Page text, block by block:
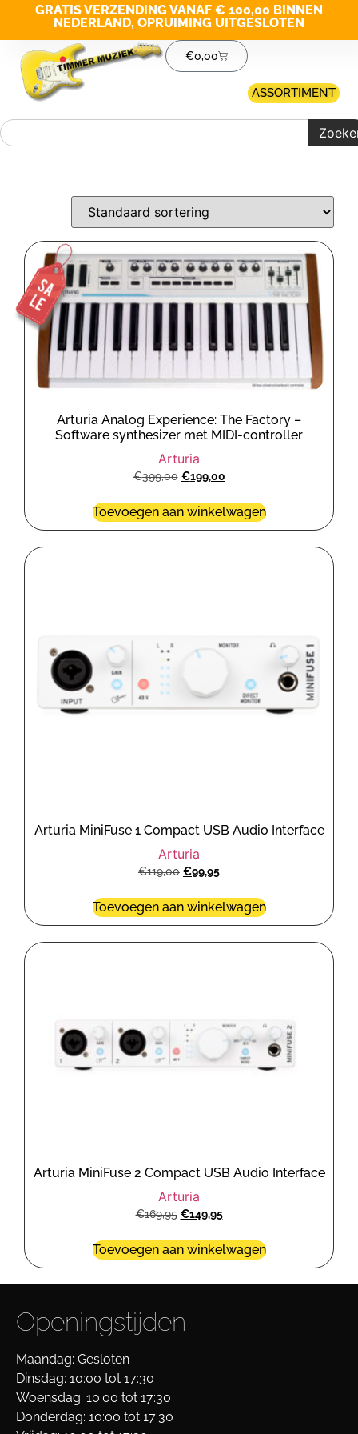
GRATIS VERZENDING VANAF € 100,00 BINNEN
NEDERLAND, OPRUIMING UITGESLOTEN
€0,00
ASSORTIMENT
Arturia Analog Experience: The Factory –
Software synthesizer met MIDI-controller
Arturia
€399,00 €199,00
Toevoegen aan winkelwagen
Arturia MiniFuse 1 Compact USB Audio Interface
Arturia
€119,00 €99,95
Toevoegen aan winkelwagen
Arturia MiniFuse 2 Compact USB Audio Interface
Arturia
€169,95 €149,95
Toevoegen aan winkelwagen
Openingstijden
Maandag: Gesloten
Dinsdag: 10:00 tot 17:30
Woensdag: 10:00 tot 17:30
Donderdag: 10:00 tot 17:30